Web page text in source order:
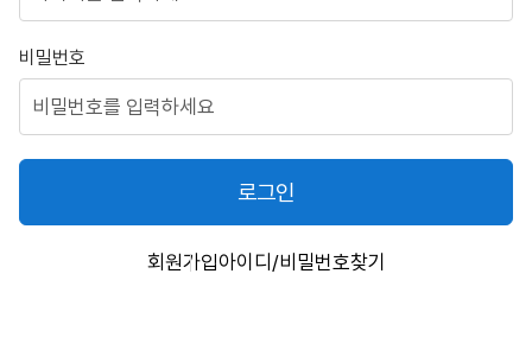
비밀번호
로그인
회원가입아이디/비밀번호찾기